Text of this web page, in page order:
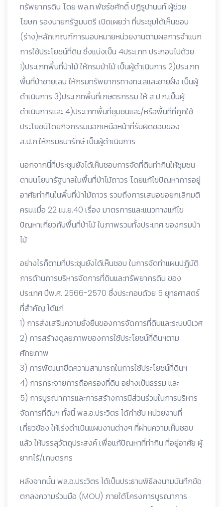
ทรัพยากรดิน โดย พล.ท.พัชร์ชศักดิ์ ปฏิรูปานนท์ ผู้ช่วย
โฆษก รองนายกรัฐมนตรี เปิดเผยว่า ที่ประชุมได้เห็นชอบ
(ร่าง)หลักเกณฑ์การมอบหมายหน่วยงานตามผลการจำแนก
การใช้ประโยชน์ที่ดิน ซึ่งแบ่งเป็น 4ประเภท ประกอบไปด้วย
1)ประเภทพื้นที่ป่าไม้ ให้กรมป่าไม้ เป็นผู้ดำเนินการ 2)ประเภท
พื้นที่ป่าชายเลน ให้กรมทรัพยากรทางทะเลและชายฝั่ง เป็นผู้
ดำเนินการ 3)ประเภทพื้นที่เกษตรกรรม ให้ ส.ป.ก.เป็นผู้
ดำเนินการและ 4)ประเภทพื้นที่ชุมชนและ/หรือพื้นที่ที่ถูกใช้
ประโยชน์โดยกิจกรรมนอกเหนือหน้าที่รับผิดชอบของ
ส.ป.ก.ให้กรมธนารักษ์ เป็นผู้ดำเนินการ
นอกจากนี้ที่ประชุมยังได้เห็นชอบการจัดที่ดินทำกินให้ชุมชน
ตามนโยบารัฐบาลในพื้นที่ป่าไม้ถาวร โดยแก้ไขปัญหาการอยู่
อาศัยทำกินในพื้นที่ป่าไม้ถาวร รวมถึงการเสนอขอยกเลิกมติ
ครม.เมื่อ 22 เม.ย.40 เรื่อง มาตรการและแนวทางแก้ไข
ปัญหาเกี่ยวกับพื้นที่ป่าไม้ ในภาพรวมทั้งประเทศ ของกรมป่า
ไม้
อย่างไรก็ตามที่ประชุมยังได้เห็นชอบ ในการจัดทำแผนปฏิบัติ
การด้านการบริหารจัดการที่ดินและทรัพยากรดิน ของ
ประเทศ ปีพ.ศ. 2566-2570 ซึ่งประกอบด้วย 5 ยุทธศาสตร์
ที่สำคัญ ได้แก่
1) การส่งเสริมความยั่งยืนของการจัดการที่ดินและระบบนิเวศ
2) การสร้างดุลยภาพของการใช้ประโยชน์ที่ดินฯตาม
ศักยภาพ
3) การพัฒนาขีดความสามารถในการใช้ประโยชน์ที่ดินฯ
4) การกระจายการถือครองที่ดิน อย่างเป็นธรรม และ
5) การบูรณาการและการสร้างการมีส่วนร่วมในการบริหาร
จัดการที่ดินฯ ทั้งนี้ พล.อ.ประวิตร ได้กำชับ หน่วยงานที่
เกี่ยวข้อง ให้เร่งดำเนินแผนงานต่างๆ ที่ผ่านความเห็นชอบ
แล้ว ให้บรรลุวัตถุประสงค์ เพื่อแก้ปัญหาที่ทำกิน ที่อยู่อาศัย ผู้
ยากไร้/เกษตรกร
หลังจากนั้น พล.อ.ประวิตร ได้เป็นประธานพิธีลงนามบันทึกข้อ
ตกลงความร่วมมือ (MOU) ภายใต้โครงการบูรณาการ